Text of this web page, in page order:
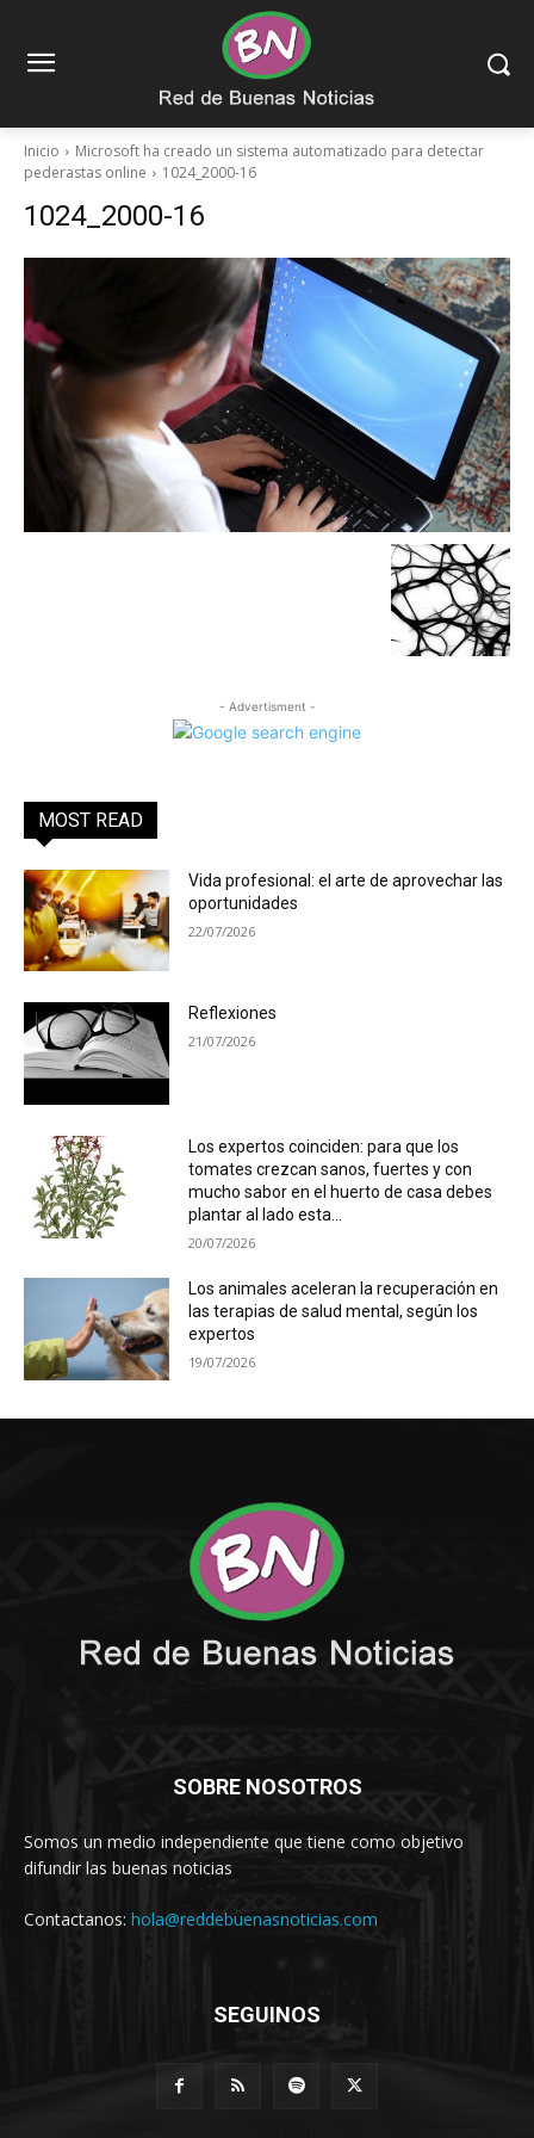
Inicio
Microsoft ha creado un sistema automatizado para detectar
pederastas online
1024_2000-16
1024_2000-16
- Advertisment -
MOST READ
Vida profesional: el arte de aprovechar las
oportunidades
22/07/2026
Reflexiones
21/07/2026
Los expertos coinciden: para que los
tomates crezcan sanos, fuertes y con
mucho sabor en el huerto de casa debes
plantar al lado esta...
20/07/2026
Los animales aceleran la recuperación en
las terapias de salud mental, según los
expertos
19/07/2026
SOBRE NOSOTROS
Somos un medio independiente que tiene como objetivo
difundir las buenas noticias
Contactanos: hola@reddebuenasnoticias.com
SEGUINOS